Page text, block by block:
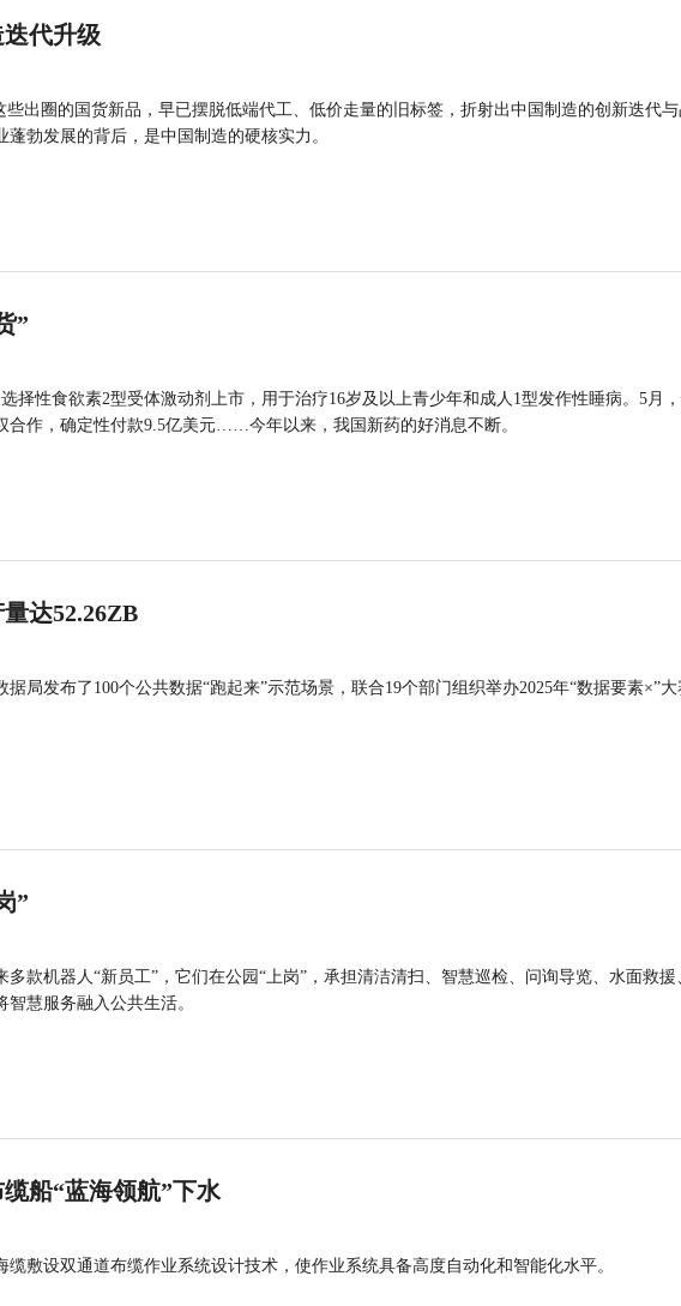
代升级
些出圈的国货新品，早已摆脱低端代工、低价走量的旧标签，折射出中国制造的创新迭代
勃发展的背后，是中国制造的硬核实力。
”
择性食欲素2型受体激动剂上市，用于治疗16岁及以上青少年和成人1型发作性睡病。5月
合作，确定性付款9.5亿美元……今年以来，我国新药的好消息不断。
达52.26ZB
局发布了100个公共数据“跑起来”示范场景，联合19个部门组织举办2025年“数据要素×”大
”
款机器人“新员工”，它们在公园“上岗”，承担清洁清扫、智慧巡检、问询导览、水面救援
慧服务融入公共生活。
船“蓝海领航”下水
敷设双通道布缆作业系统设计技术，使作业系统具备高度自动化和智能化水平。